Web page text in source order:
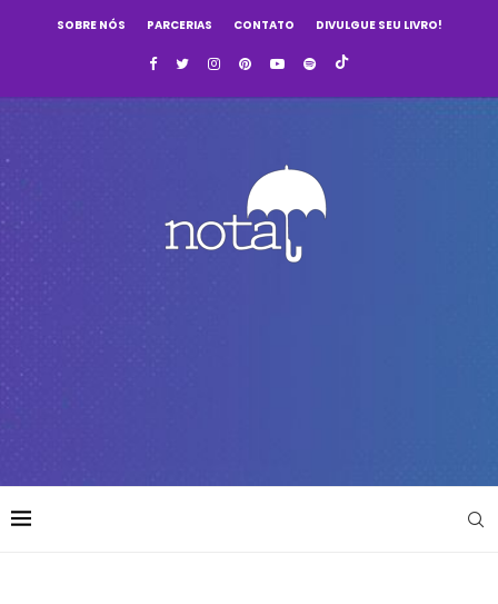
SOBRE NÓS PARCERIAS CONTATO DIVULGUE SEU LIVRO!